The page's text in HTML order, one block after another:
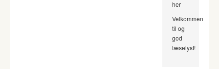
her
Velkommen
til og
god
læselyst!